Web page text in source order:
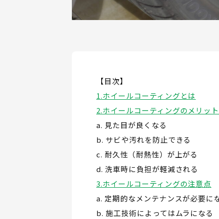
【目次】
ホイールコーティングとは
ホイールコーティングのメリット
見た目が良くなる
サビや汚れを防止できる
耐久性（耐熱性）が上がる
洗車時に負担が軽減される
ホイールコーティングの注意点
定期的なメンテナンスが必要に
施工技術によってはムラになる